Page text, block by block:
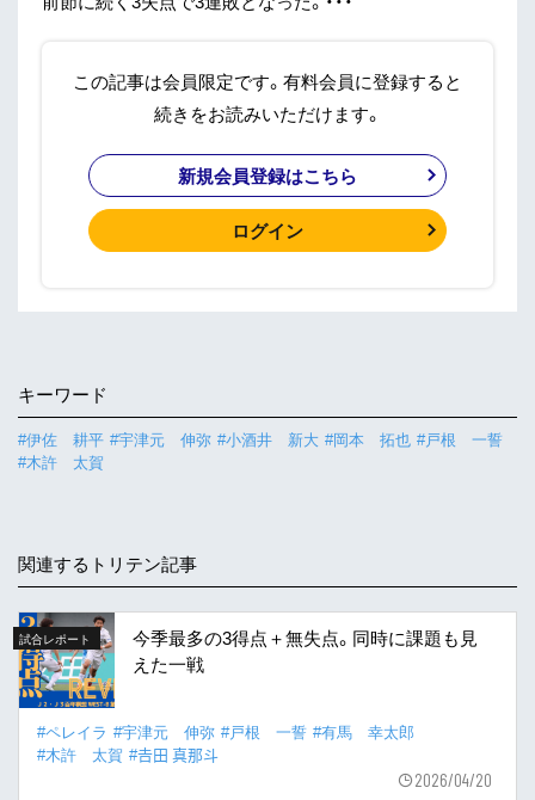
この記事は会員限定です。有料会員に登録すると
続きをお読みいただけます。
新規会員登録はこちら
ログイン
キーワード
#伊佐 耕平 #宇津元 伸弥 #小酒井 新大 #岡本 拓也 #戸根 一誓
#木許 太賀
関連するトリテン記事
試合レポート
今季最多の3得点＋無失点。同時に課題も見
えた一戦
#ペレイラ #宇津元 伸弥 #戸根 一誓 #有馬 幸太郎
#木許 太賀 #𠮷田 真那斗
2026/04/20